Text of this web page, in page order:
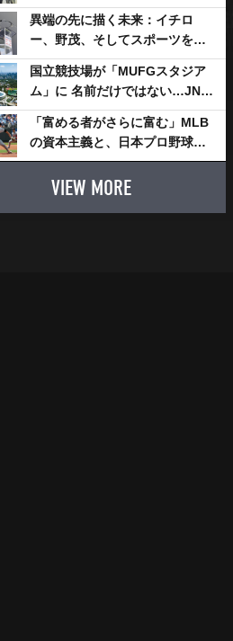
スチャダラパーが川崎新！アリ
ーナシティ・プロジェクトを語
る 「楽しみでしかないでしょ。
川崎は、ずっと成長曲線だか
ら」
異端の先に描く未来：イチロ
ー、野茂、そしてスポーツを支
える科学界の挑戦
国立競技場が「MUFGスタジア
ム」に 名前だけではない…JNSE
とMUFGが“共創”し描く地域活
性化・社会価値創造の近未来図
とは
「富める者がさらに富む」MLB
の資本主義と、日本プロ野球が
踏み出せない一歩
VIEW MORE